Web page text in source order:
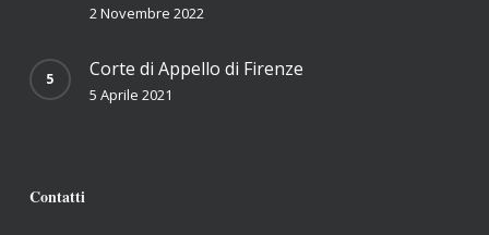
2 Novembre 2022
Corte di Appello di Firenze
5 Aprile 2021
Contatti